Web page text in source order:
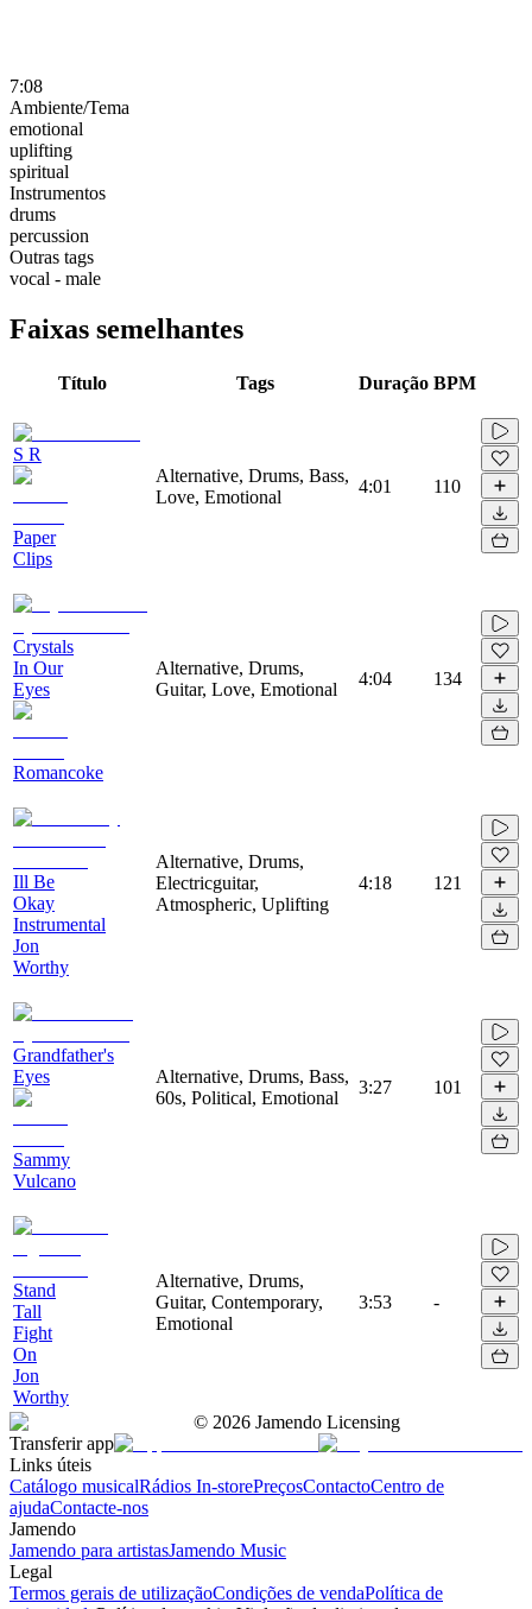
7:08
Ambiente/Tema
emotional
uplifting
spiritual
Instrumentos
drums
percussion
Outras tags
vocal - male
Faixas semelhantes
Título Tags Duração BPM
S R
Paper
Clips
Alternative, Drums, Bass,
Love, Emotional
4:01 110
Crystals
In Our
Eyes
Romancoke
Alternative, Drums,
Guitar, Love, Emotional
4:04 134
Ill Be
Okay
Instrumental
Jon
Worthy
Alternative, Drums,
Electricguitar,
Atmospheric, Uplifting
4:18 121
Grandfather's
Eyes
Sammy
Vulcano
Alternative, Drums, Bass,
60s, Political, Emotional
3:27 101
Stand
Tall
Fight
On
Jon
Worthy
Alternative, Drums,
Guitar, Contemporary,
Emotional
3:53 -
© 2026 Jamendo Licensing
Transferir app
Links úteis
Catálogo musicalRádios In-storePreçosContactoCentro de
ajudaContacte-nos
Jamendo
Jamendo para artistasJamendo Music
Legal
Termos gerais de utilizaçãoCondições de vendaPolítica de